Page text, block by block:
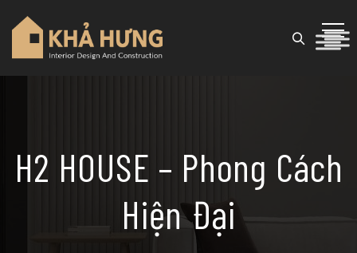
H2 HOUSE – Phong Cách
Hiện Đại